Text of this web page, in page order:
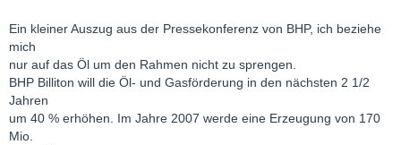
Ein kleiner Auszug aus der Pressekonferenz von BHP, ich beziehe
mich
nur auf das Öl um den Rahmen nicht zu sprengen.
BHP Billiton will die Öl- und Gasförderung in den nächsten 2 1/2
Jahren
um 40 % erhöhen. Im Jahre 2007 werde eine Erzeugung von 170
Mio.